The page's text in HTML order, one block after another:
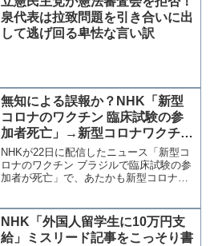
泉代表は拉致問題を引き合いに出
して逃げ回る卑怯な言い訳
無知による誤報か？NHK「新型
コロナのワクチン 臨床試験の参
加者死亡」→新型コロナワクチン
で死亡の事実なし
NHKが22日に配信したニュース「新型コ
ロナのワクチン ブラジルで臨床試験の参
加者が死亡」で、あたかも新型コロナワ
うと記者の無知か、NHKのテレビニュー
ス用の原稿で専門...
NHK「外国人留学生に10万円支
給」ミスリード記事をこっそり書